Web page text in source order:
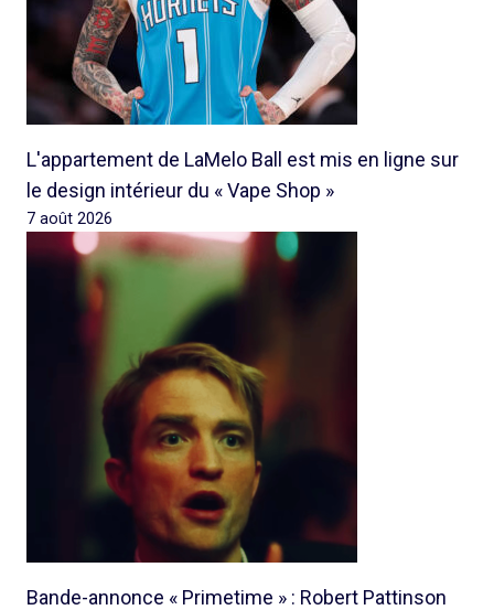
L'appartement de LaMelo Ball est mis en ligne sur
le design intérieur du « Vape Shop »
7 août 2026
Bande-annonce « Primetime » : Robert Pattinson